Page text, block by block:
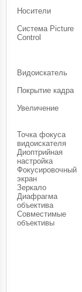
Носители
Система Picture
Control
Видоискатель
Покрытие кадра
Увеличение
Точка фокуса
видоискателя
Диоптрийная
настройка
Фокусировочный
экран
Зеркало
Диафрагма
объектива
Совместимые
объективы